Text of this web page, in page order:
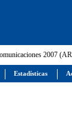
2007
Estadísticas